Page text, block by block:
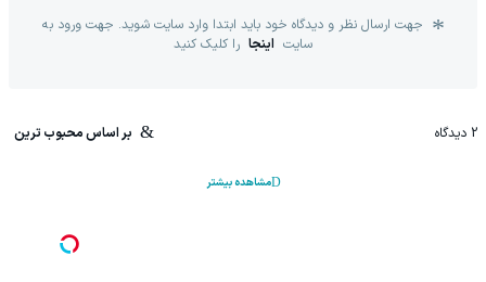
جهت ارسال نظر و دیدگاه خود باید ابتدا وارد سایت شوید. جهت ورود به
سایت اینجا را کلیک کنید
2 دیدگاه بر اساس محبوب ترین
مشاهده بیشتر